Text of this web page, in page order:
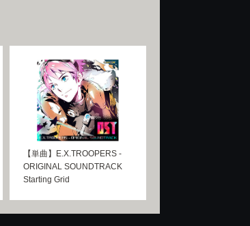
【単曲】E.X.TROOPERS -
ORIGINAL SOUNDTRACK
Starting Grid